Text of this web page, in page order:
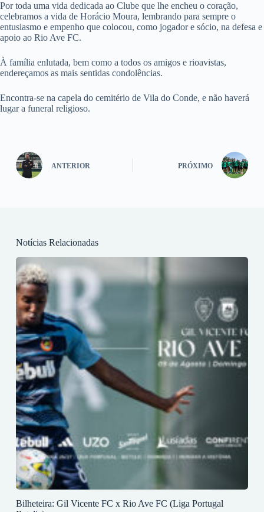
Por toda uma vida dedicada ao Clube que lhe encheu o coração,
celebramos a vida de Horácio Moura, lembrando para sempre o
entusiasmo e empenho que colocou, como jogador e sócio, na defesa e
apoio ao Rio Ave FC.
À família enlutada, bem como a todos os amigos e rioavistas,
endereçamos as mais sentidas condolências.
Encontra-se na capela do cemitério de Vila do Conde, e não haverá
lugar a funeral religioso.
ANTERIOR PRÓXIMO
Notícias Relacionadas
Bilheteira: Gil Vicente FC x Rio Ave FC (Liga Portugal